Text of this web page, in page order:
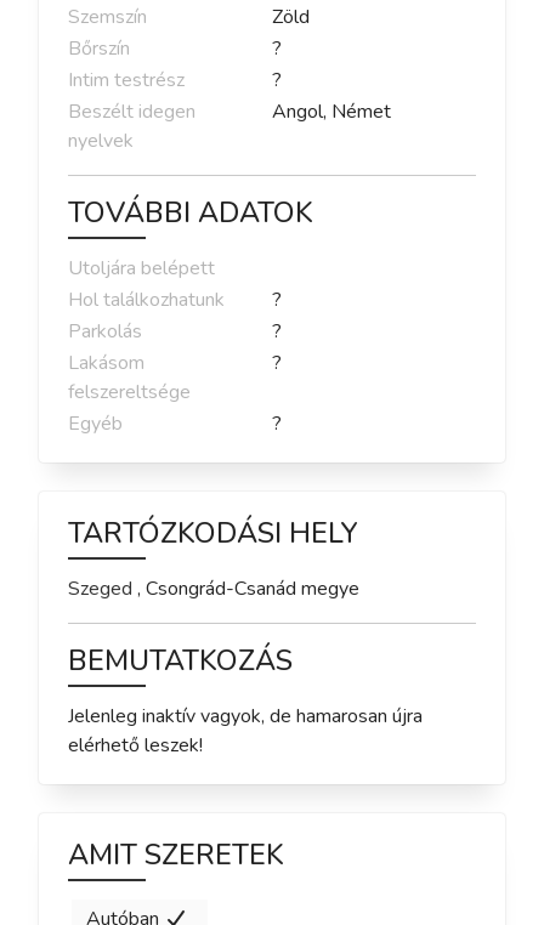
Szemszín
Zöld
Bőrszín
?
Intim testrész
?
Beszélt idegen
nyelvek
Angol, Német
TOVÁBBI ADATOK
Utoljára belépett
Hol találkozhatunk
?
Parkolás
?
Lakásom
felszereltsége
?
Egyéb ?
TARTÓZKODÁSI HELY
Szeged , Csongrád-Csanád megye
BEMUTATKOZÁS
Jelenleg inaktív vagyok, de hamarosan újra
elérhető leszek!
AMIT SZERETEK
Autóban